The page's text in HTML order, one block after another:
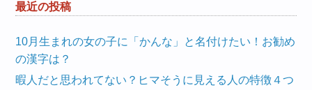
最近の投稿
10月生まれの女の子に「かんな」と名付けたい！お勧め
の漢字は？
暇人だと思われてない？ヒマそうに見える人の特徴４つ